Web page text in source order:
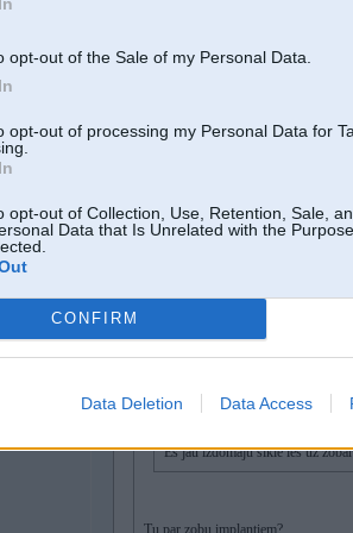
opt-out of the Sale of my Personal Data.
opt-out of processing my Personal Data for
opt-out of Collection, Use, Retention, Sale,
Data that Is Unrelated with the
CONFIRM
Data Deletion Data Access
13. Apr 2024, 08:28
12 Apr 2024, 22:24:06@Elviss
Pa čomam sarunāju sievai 13k,
Par to pašu kkadu kanālu
Saprotu, ka investīcijas jāatpelna,
Es jau izdomāju sīkie ies uz
Tu par zobu implantiem?